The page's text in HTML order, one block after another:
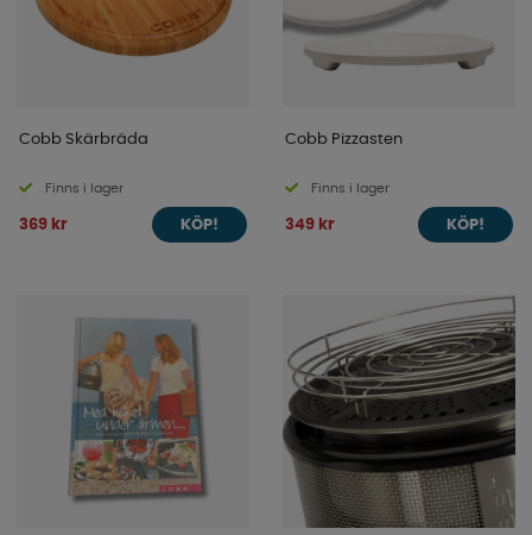
Cobb Skärbräda
Finns i lager
369 kr KÖP!
Cobb Pizzasten
Finns i lager
349 kr KÖP!